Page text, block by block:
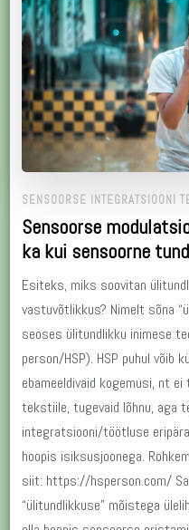
SENSOORSE INTEGRATSIOONI
Sensoorse
ka kui sensoorne
Esiteks, miks soovitan
vastuvõtlikkus? Nimelt sõna
seoses ülitundlikku inimese
person/HSP). HSP puhul võib
ebameeldivaid kogemusi, nt
tekstiile, tugevaid lõhnu, aga
integratsiooni/töötluse
hoopis isiksusjoonega.
siit: https://hsperson.com/
“ülitundlikkuse” mõistega